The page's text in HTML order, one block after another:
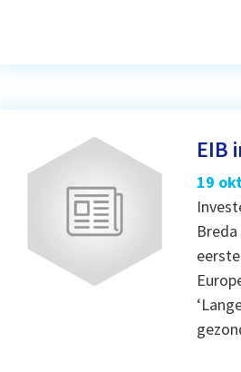
EIB
19